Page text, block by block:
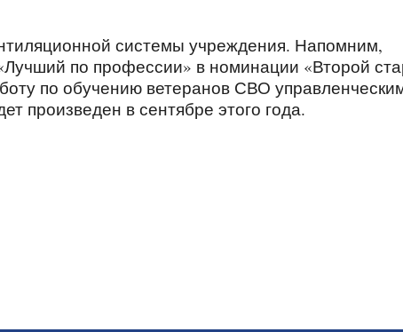
системы учреждения. Напомним,
по профессии» в номинации «Второй
по обучению ветеранов СВО
произведен в сентябре этого года.